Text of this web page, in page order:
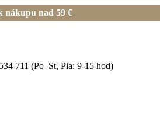
nákupu nad 59 €
711 (Po–St, Pia: 9-15 hod)